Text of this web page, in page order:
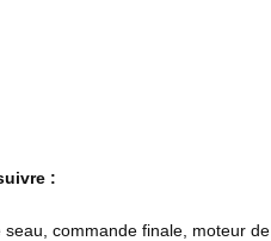
:
commande finale, moteur de